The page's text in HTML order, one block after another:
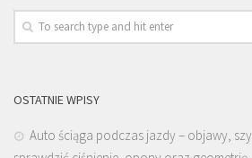
OSTATNIE WPISY
Auto ściąga podczas jazdy – objawy,